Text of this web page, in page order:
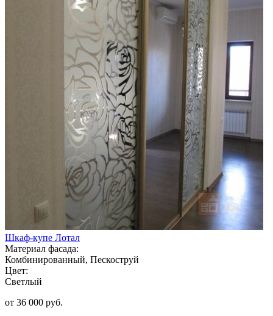
Шкаф-купе Лотал
Материал фасада:
Комбинированный, Пескоструй
Цвет:
Светлый
от 36 000 руб.